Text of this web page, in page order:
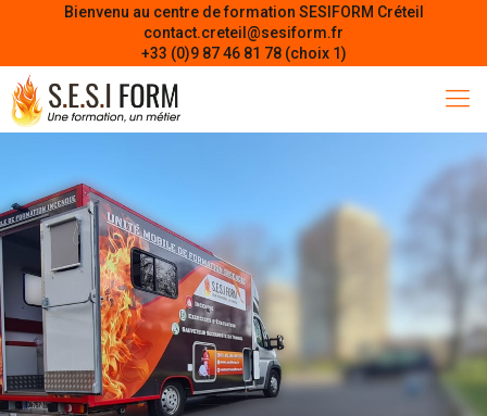
Bienvenu au centre de formation SESIFORM Créteil
contact.creteil@sesiform.fr
+33 (0)9 87 46 81 78 (choix 1)